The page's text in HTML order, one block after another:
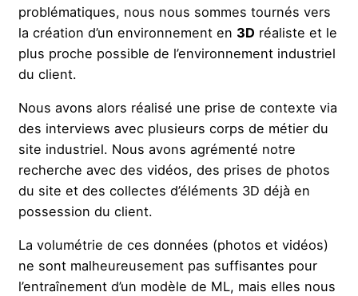
problématiques, nous nous sommes tournés vers
la création d’un environnement en 3D réaliste et le
plus proche possible de l’environnement industriel
du client.
Nous avons alors réalisé une prise de contexte via
des interviews avec plusieurs corps de métier du
site industriel. Nous avons agrémenté notre
recherche avec des vidéos, des prises de photos
du site et des collectes d’éléments 3D déjà en
possession du client.
La volumétrie de ces données (photos et vidéos)
ne sont malheureusement pas suffisantes pour
l’entraînement d’un modèle de ML, mais elles nous